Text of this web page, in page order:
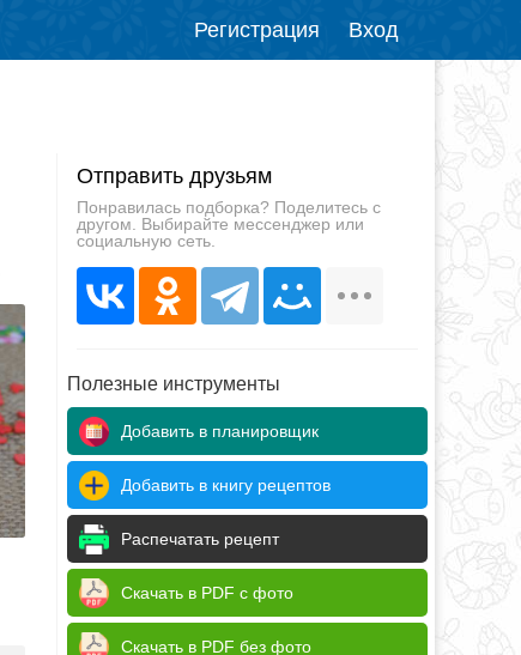
Регистрация Вход
Отправить друзьям
Понравилась подборка? Поделитесь с
другом. Выбирайте мессенджер или
социальную сеть.
Полезные инструменты
Добавить в планировщик
Добавить в книгу рецептов
Распечатать рецепт
Скачать в PDF с фото
Скачать в PDF без фото